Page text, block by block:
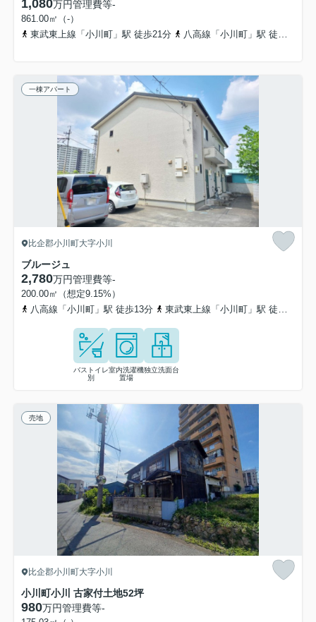
1,080万円管理費等-
861.00㎡（-）
東武東上線「小川町」駅 徒歩21分
八高線「小川町」駅 徒歩21分
一棟アパート
比企郡小川町大字小川
ブルージュ
2,780万円管理費等-
200.00㎡（想定9.15%）
八高線「小川町」駅 徒歩13分
東武東上線「小川町」駅 徒歩13分
バストイレ
別
室内洗濯機
置場
独立洗面台
売地
比企郡小川町大字小川
小川町小川 古家付土地52坪
980万円管理費等-